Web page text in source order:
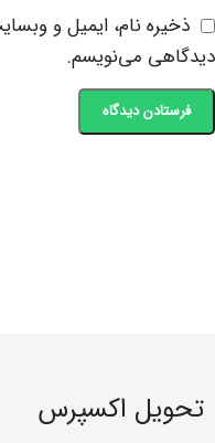
ذخیره نام، ایمیل و
دیدگاهی می‌نویسم.
تحویل اکسپرس